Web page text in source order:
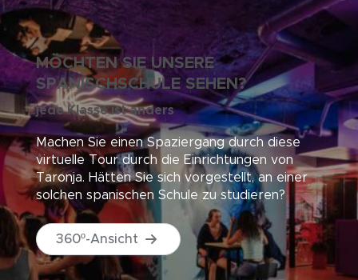
MÖCHTEN SIE UNSERE
SPANISCHSCHULE SEHEN?
jede Klasse ist anders
Machen Sie einen Spaziergang durch diese
virtuelle Tour durch die Einrichtungen von
Taronja. Hätten Sie sich vorgestellt, an einer
solchen spanischen Schule zu studieren?
360º-Ansicht